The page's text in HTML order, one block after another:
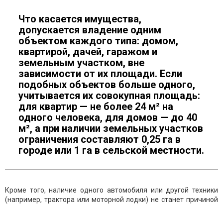
Что касается имущества,
допускается владение одним
объектом каждого типа: домом,
квартирой, дачей, гаражом и
земельным участком, вне
зависимости от их площади. Если
подобных объектов больше одного,
учитывается их совокупная площадь:
для квартир — не более 24 м² на
одного человека, для домов — до 40
м², а при наличии земельных участков
ограничения составляют 0,25 га в
городе или 1 га в сельской местности.
Кроме того, наличие одного автомобиля или другой техники
(например, трактора или моторной лодки) не станет причиной